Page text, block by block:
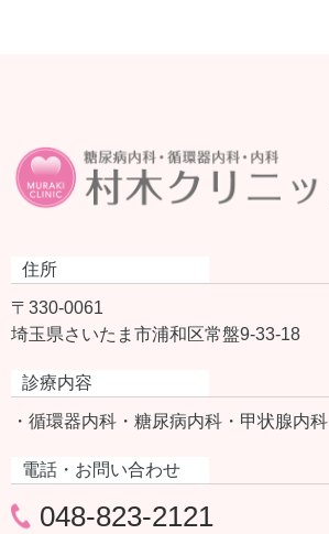
住所
〒330-0061
埼玉県さいたま市浦和区常盤9-33-18
診療内容
・循環器内科 ・糖尿病内科 ・甲状腺内科
電話・お問い合わせ
048-823-2121